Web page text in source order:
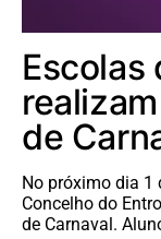
Escolas
de
No próximo dia 1
Concelho do
de Carnaval.